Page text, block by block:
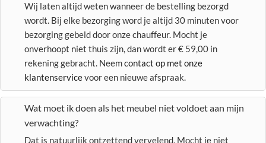
Wij laten altijd weten wanneer de bestelling bezorgd
wordt. Bij elke bezorging word je altijd 30 minuten voor
bezorging gebeld door onze chauffeur. Mocht je
onverhoopt niet thuis zijn, dan wordt er € 59,00 in
rekening gebracht. Neemcontact op met onze
klantenservicevoor een nieuwe afspraak.
Wat moet ik doen als het meubel niet voldoet aan mijn
verwachting?
Dat is natuurlijk ontzettend vervelend. Mocht je niet